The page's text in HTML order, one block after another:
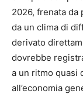
2026, frenata
da un clima di
derivato
dovrebbe
a un ritmo quasi
all’economia